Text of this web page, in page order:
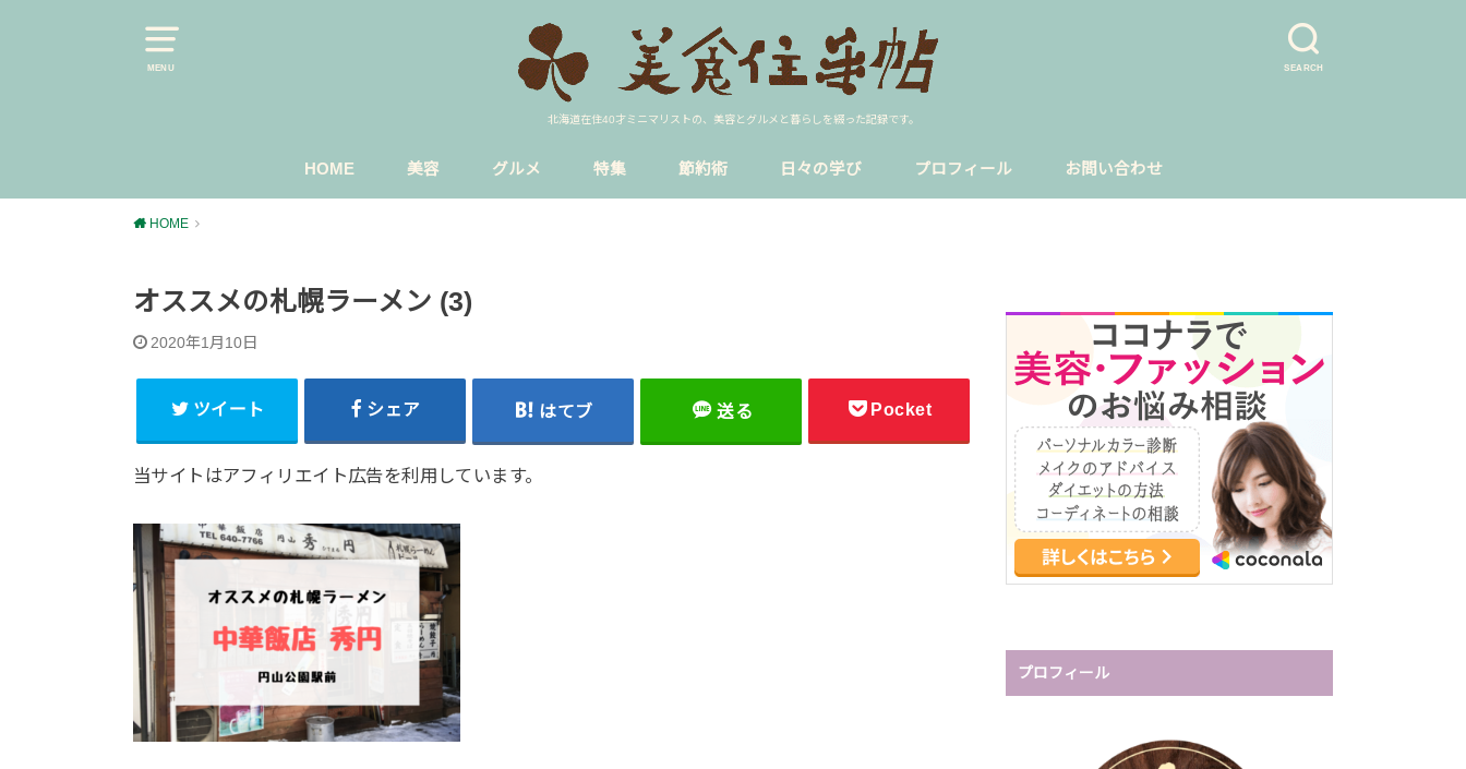
MENU SEARCH
北海道在住40才ミニマリストの、美容とグルメと暮らしを綴った記録です。
HOME 美容 グルメ 特集 節約術 日々の学び プロフィール お問い合わせ
HOME
オススメの札幌ラーメン (3)
2020年1月10日
ツイート シェア はてブ 送る Pocket
当サイトはアフィリエイト広告を利用しています。
プロフィール